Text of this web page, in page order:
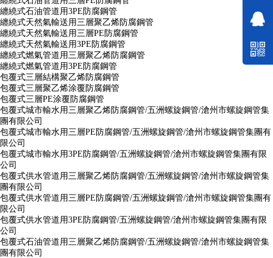
纏繞式石油管道用3PE防腐鋼管
纏繞式天然氣輸送用三層聚乙烯防腐鋼管
纏繞式天然氣輸送用三層PE防腐鋼管
纏繞式天然氣輸送用3PE防腐鋼管
纏繞式燃氣管道用三層聚乙烯防腐鋼管
纏繞式燃氣管道用3PE防腐鋼管
包覆式三層結構聚乙烯防腐鋼管
包覆式三層聚乙烯涂覆防腐鋼管
包覆式三層PE涂覆防腐鋼管
包覆式城市輸水用三層聚乙烯防腐鋼管/五洲螺旋鋼管/滄州市螺旋鋼管集
團有限公司
包覆式城市輸水用三層PE防腐鋼管/五洲螺旋鋼管/滄州市螺旋鋼管集團有
限公司
包覆式城市輸水用3PE防腐鋼管/五洲螺旋鋼管/滄州市螺旋鋼管集團有限
公司
包覆式供水管道用三層聚乙烯防腐鋼管/五洲螺旋鋼管/滄州市螺旋鋼管集
團有限公司
包覆式供水管道用三層PE防腐鋼管/五洲螺旋鋼管/滄州市螺旋鋼管集團有
限公司
包覆式供水管道用3PE防腐鋼管/五洲螺旋鋼管/滄州市螺旋鋼管集團有限
公司
包覆式石油管道用三層聚乙烯防腐鋼管/五洲螺旋鋼管/滄州市螺旋鋼管集
團有限公司